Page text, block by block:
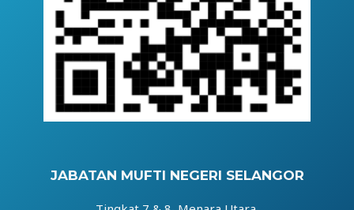
JABATAN MUFTI NEGERI SELANGOR